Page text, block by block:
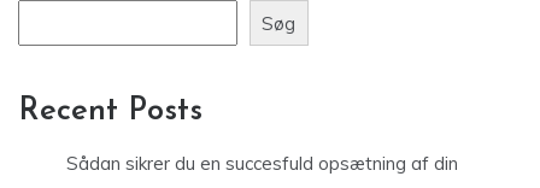
Søg
Recent Posts
Sådan sikrer du en succesfuld opsætning af din